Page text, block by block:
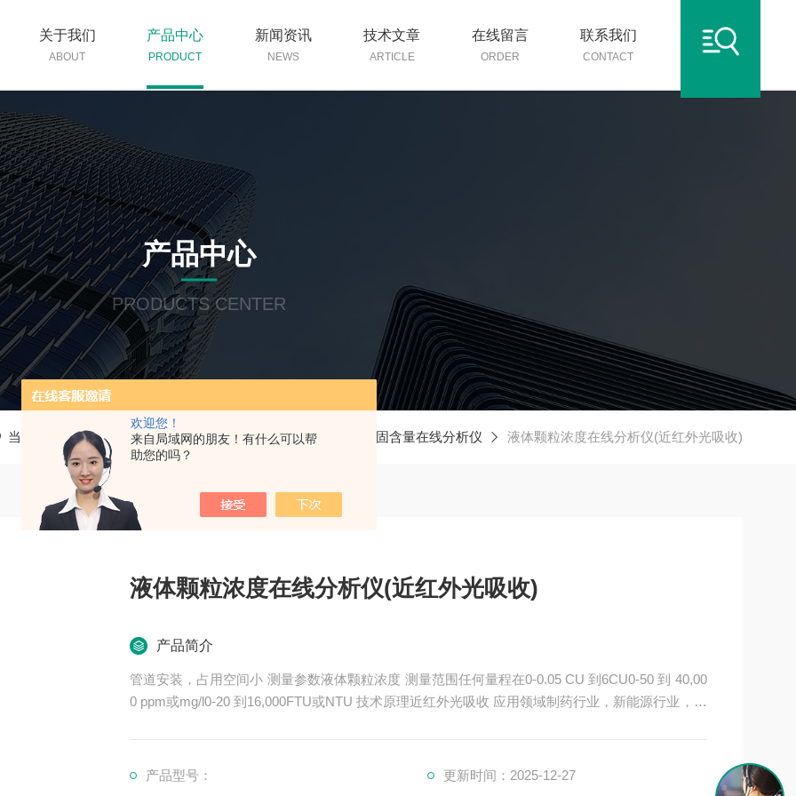
欢迎您！
来自局域网的朋友！有什么可以帮
助您的吗？
关于我们
ABOUT
产品中心
PRODUCT
新闻资讯
NEWS
技术文章
ARTICLE
在线留言
ORDER
联系我们
CONTACT
产品中心
PRODUCTS CENTER
当前位置：首页 产品中心 在线浓度分析仪 液相颗粒固含量在线分析仪 液体颗粒浓度在线分析仪(近红外光吸收)
液体颗粒浓度在线分析仪(近红外光吸收)
产品简介
管道安装，占用空间小 测量参数液体颗粒浓度 测量范围任何量程在0-0.05 CU 到6CU0-50 到 40,00
0 ppm或mg/l0-20 到16,000FTU或NTU 技术原理近红外光吸收 应用领域制药行业，新能源行业，双
产品型号： 更新时间：2025-12-27